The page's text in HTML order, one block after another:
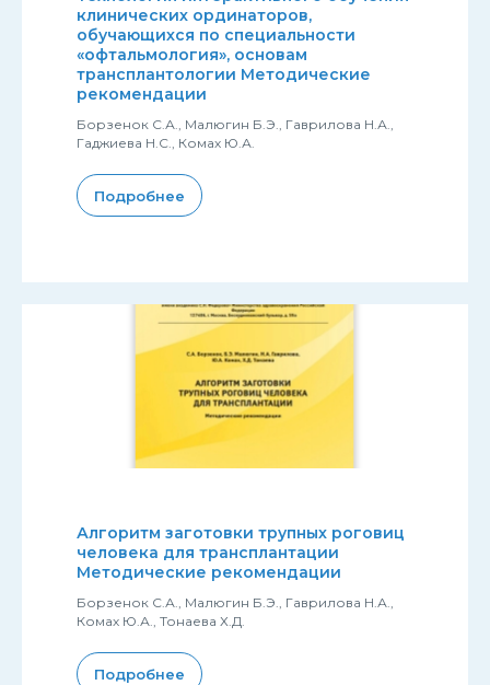
клинических ординаторов,
обучающихся по специальности
«офтальмология», основам
трансплантологии Методические
рекомендации
Борзенок С.А., Малюгин Б.Э., Гаврилова Н.А.,
Гаджиева Н.С., Комах Ю.А.
Подробнее
Алгоритм заготовки трупных роговиц
человека для трансплантации
Методические рекомендации
Борзенок С.А., Малюгин Б.Э., Гаврилова Н.А.,
Комах Ю.А., Тонаева Х.Д.
Подробнее